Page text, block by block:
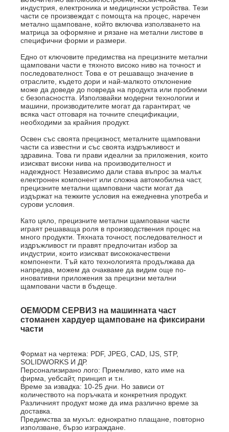
индустрия, електроника и медицински устройства. Тези
части се произвеждат с помощта на процес, наречен
метално щамповане, който включва използването на
матрица за оформяне и рязане на метални листове в
специфични форми и размери.
Едно от ключовите предимства на прецизните метални
щамповани части е тяхното високо ниво на точност и
последователност. Това е от решаващо значение в
отраслите, където дори и най-малкото отклонение
може да доведе до повреда на продукта или проблеми
с безопасността. Използвайки модерни технологии и
машини, производителите могат да гарантират, че
всяка част отговаря на точните спецификации,
необходими за крайния продукт.
Освен със своята прецизност, металните щамповани
части са известни и със своята издръжливост и
здравина. Това ги прави идеални за приложения, които
изискват високи нива на производителност и
надеждност. Независимо дали става въпрос за малък
електронен компонент или сложна автомобилна част,
прецизните метални щамповани части могат да
издържат на тежките условия на ежедневна употреба и
сурови условия.
Като цяло, прецизните метални щамповани части
играят решаваща роля в производствения процес на
много продукти. Тяхната точност, последователност и
издръжливост ги правят предпочитан избор за
индустрии, които изискват висококачествени
компоненти. Тъй като технологията продължава да
напредва, можем да очакваме да видим още по-
иновативни приложения за прецизни метални
щамповани части в бъдеще.
OEM/ODM СЕРВИЗ на машинната част
стоманен хардуер щамповане на фиксирани
части
Формат на чертежа: PDF, JPEG, CAD, IJS, STP,
SOLIDWORKS И ДР.
Персонализирано лого: Приемливо, като име на
фирма, уебсайт, принцип и т.н.
Време за извадка: 10-25 дни. Но зависи от
количеството на поръчката и конкретния продукт.
Различният продукт може да има различно време за
доставка.
Предимства за мухъл: еднократно плащане, повторно
използване, бързо изграждане.